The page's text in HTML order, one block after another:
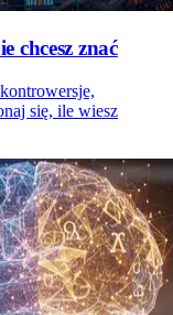
chcesz znać
się, ile wiesz